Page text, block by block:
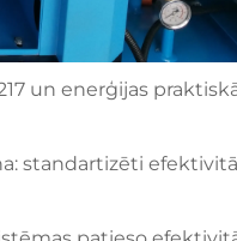
un enerģijas
standartizēti